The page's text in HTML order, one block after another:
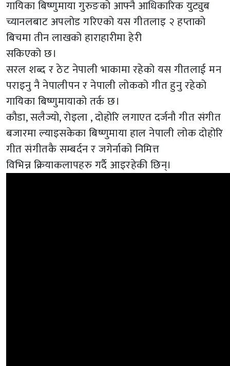
गायिका बिष्णुमाया गुरुङको आफ्नै आधिकारिक युट्युब
च्यानलबाट अपलोड गरिएको यस गीतलाइ २ हप्ताको
बिचमा तीन लाखको हाराहारीमा हेरी
सकिएको छ।
सरल शब्द र ठेट नेपाली भाकामा रहेको यस गीतलाई मन
पराइनु नै नेपालीपन र नेपाली लोकको गीत हुनु रहेको
गायिका बिष्णुमायाको तर्क छ।
कौडा, सलैज्यो, रोइला , दोहोरि लगाएत दर्जनौ गीत संगीत
बजारमा ल्याइसकेका बिष्णुमाया हाल नेपाली लोक दोहोरि
गीत संगीतकै सम्बर्दन र जगेर्नाको निमित्त
विभिन्न क्रियाकलापहरु गर्दै आइरहेकी छिन्।